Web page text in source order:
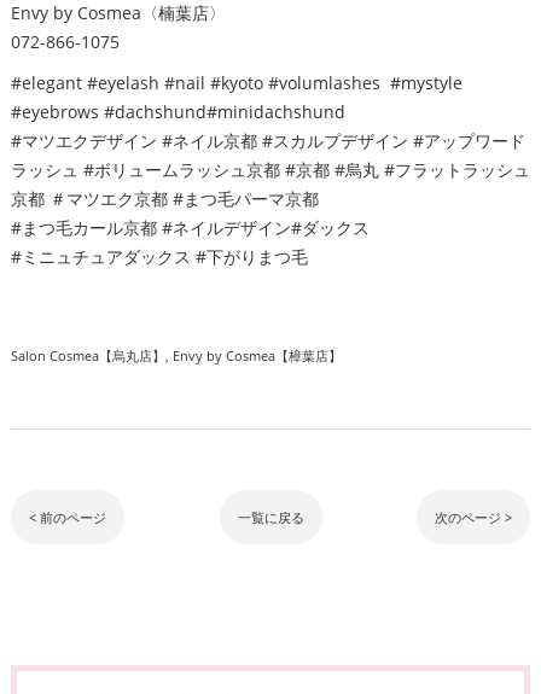
Envy by Cosmea〈楠葉店〉
072-866-1075
#elegant #eyelash #nail #kyoto #volumlashes #mystyle
#eyebrows #dachshund#minidachshund
#マツエクデザイン #ネイル京都 #スカルプデザイン #アップワード
ラッシュ #ボリュームラッシュ京都 #京都 #烏丸 #フラットラッシュ
京都 ＃マツエク京都 #まつ毛パーマ京都
#まつ毛カール京都 #ネイルデザイン#ダックス
#ミニュチュアダックス #下がりまつ毛
Salon Cosmea【烏丸店】 Envy by Cosmea【樟葉店】
< 前のページ 一覧に戻る 次のページ >